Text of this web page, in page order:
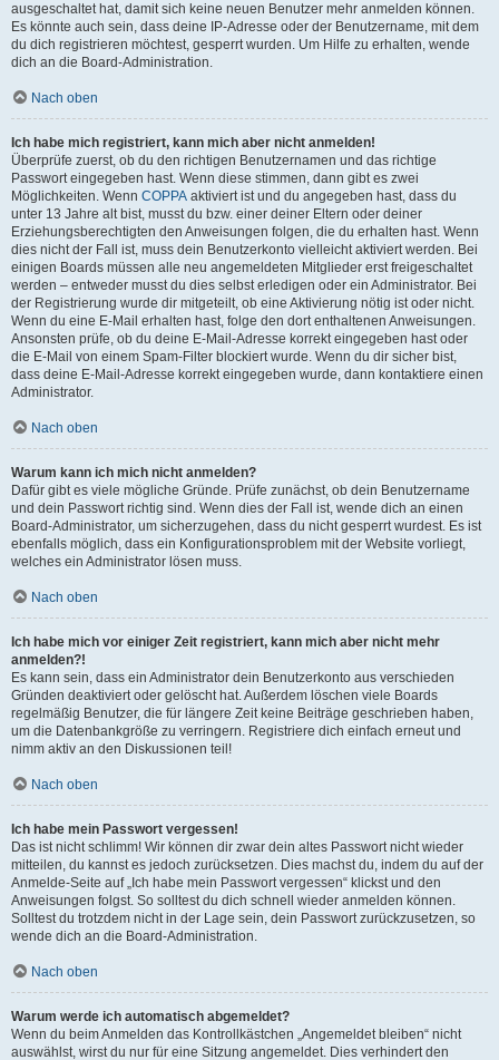
ausgeschaltet hat, damit sich keine neuen Benutzer mehr anmelden können.
Es könnte auch sein, dass deine IP-Adresse oder der Benutzername, mit dem
du dich registrieren möchtest, gesperrt wurden. Um Hilfe zu erhalten, wende
dich an die Board-Administration.
Nach oben
Ich habe mich registriert, kann mich aber nicht anmelden!
Überprüfe zuerst, ob du den richtigen Benutzernamen und das richtige
Passwort eingegeben hast. Wenn diese stimmen, dann gibt es zwei
Möglichkeiten. Wenn COPPA aktiviert ist und du angegeben hast, dass du
unter 13 Jahre alt bist, musst du bzw. einer deiner Eltern oder deiner
Erziehungsberechtigten den Anweisungen folgen, die du erhalten hast. Wenn
dies nicht der Fall ist, muss dein Benutzerkonto vielleicht aktiviert werden. Bei
einigen Boards müssen alle neu angemeldeten Mitglieder erst freigeschaltet
werden – entweder musst du dies selbst erledigen oder ein Administrator. Bei
der Registrierung wurde dir mitgeteilt, ob eine Aktivierung nötig ist oder nicht.
Wenn du eine E-Mail erhalten hast, folge den dort enthaltenen Anweisungen.
Ansonsten prüfe, ob du deine E-Mail-Adresse korrekt eingegeben hast oder
die E-Mail von einem Spam-Filter blockiert wurde. Wenn du dir sicher bist,
dass deine E-Mail-Adresse korrekt eingegeben wurde, dann kontaktiere einen
Administrator.
Nach oben
Warum kann ich mich nicht anmelden?
Dafür gibt es viele mögliche Gründe. Prüfe zunächst, ob dein Benutzername
und dein Passwort richtig sind. Wenn dies der Fall ist, wende dich an einen
Board-Administrator, um sicherzugehen, dass du nicht gesperrt wurdest. Es ist
ebenfalls möglich, dass ein Konfigurationsproblem mit der Website vorliegt,
welches ein Administrator lösen muss.
Nach oben
Ich habe mich vor einiger Zeit registriert, kann mich aber nicht mehr
anmelden?!
Es kann sein, dass ein Administrator dein Benutzerkonto aus verschieden
Gründen deaktiviert oder gelöscht hat. Außerdem löschen viele Boards
regelmäßig Benutzer, die für längere Zeit keine Beiträge geschrieben haben,
um die Datenbankgröße zu verringern. Registriere dich einfach erneut und
nimm aktiv an den Diskussionen teil!
Nach oben
Ich habe mein Passwort vergessen!
Das ist nicht schlimm! Wir können dir zwar dein altes Passwort nicht wieder
mitteilen, du kannst es jedoch zurücksetzen. Dies machst du, indem du auf der
Anmelde-Seite auf „Ich habe mein Passwort vergessen“ klickst und den
Anweisungen folgst. So solltest du dich schnell wieder anmelden können.
Solltest du trotzdem nicht in der Lage sein, dein Passwort zurückzusetzen, so
wende dich an die Board-Administration.
Nach oben
Warum werde ich automatisch abgemeldet?
Wenn du beim Anmelden das Kontrollkästchen „Angemeldet bleiben“ nicht
auswählst, wirst du nur für eine Sitzung angemeldet. Dies verhindert den